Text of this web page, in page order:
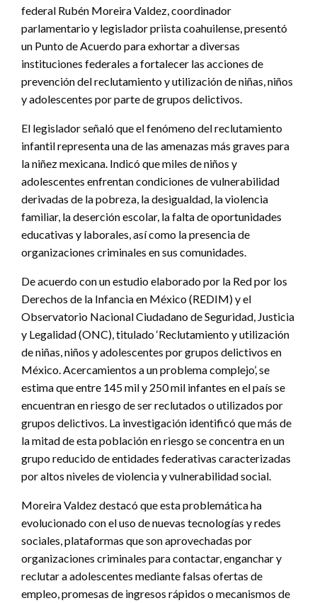
federal Rubén Moreira Valdez, coordinador
parlamentario y legislador priista coahuilense, presentó
un Punto de Acuerdo para exhortar a diversas
instituciones federales a fortalecer las acciones de
prevención del reclutamiento y utilización de niñas, niños
y adolescentes por parte de grupos delictivos.
El legislador señaló que el fenómeno del reclutamiento
infantil representa una de las amenazas más graves para
la niñez mexicana. Indicó que miles de niños y
adolescentes enfrentan condiciones de vulnerabilidad
derivadas de la pobreza, la desigualdad, la violencia
familiar, la deserción escolar, la falta de oportunidades
educativas y laborales, así como la presencia de
organizaciones criminales en sus comunidades.
De acuerdo con un estudio elaborado por la Red por los
Derechos de la Infancia en México (REDIM) y el
Observatorio Nacional Ciudadano de Seguridad, Justicia
y Legalidad (ONC), titulado ‘Reclutamiento y utilización
de niñas, niños y adolescentes por grupos delictivos en
México. Acercamientos a un problema complejo’, se
estima que entre 145 mil y 250 mil infantes en el país se
encuentran en riesgo de ser reclutados o utilizados por
grupos delictivos. La investigación identificó que más de
la mitad de esta población en riesgo se concentra en un
grupo reducido de entidades federativas caracterizadas
por altos niveles de violencia y vulnerabilidad social.
Moreira Valdez destacó que esta problemática ha
evolucionado con el uso de nuevas tecnologías y redes
sociales, plataformas que son aprovechadas por
organizaciones criminales para contactar, enganchar y
reclutar a adolescentes mediante falsas ofertas de
empleo, promesas de ingresos rápidos o mecanismos de